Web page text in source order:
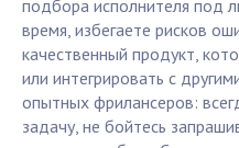
подбора исполнителя под
время, избегаете рисков
качественный продукт,
или интегрировать с
опытных фрилансеров:
задачу, не бойтесь